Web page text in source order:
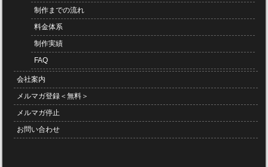
制作までの流れ
料金体系
制作実績
FAQ
会社案内
メルマガ登録＜無料＞
メルマガ停止
お問い合わせ